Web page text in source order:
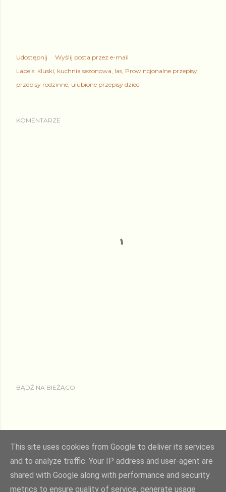
Udostępnij
Wyślij posta przez e-mail
Labels: kluski kuchnia sezonowa las Prowincjonalne przepisy
przepisy rodzinne ulubione przepisy dzieci
KOMENTARZE
BĄDŹ NA BIEŻĄCO
Obsługiwane przez usługę Blogger
This site uses cookies from Google to deliver its services
and to analyze traffic. Your IP address and user-agent are
shared with Google along with performance and security
metrics to ensure quality of service, generate usage